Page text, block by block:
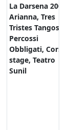
La Darsena 2006,
Arianna, Tres
Tristes Tangos,
Percossi
Obbligati, Corsi-
stage, Teatro
Sunil